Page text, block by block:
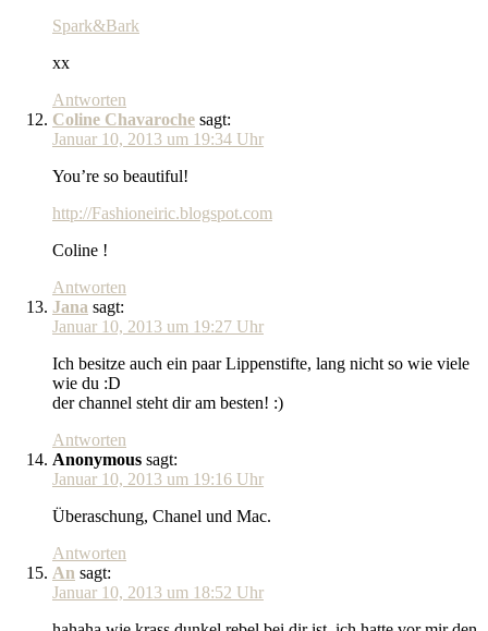
Spark&Bark
xx
Antworten
Coline Chavaroche sagt:
Januar 10, 2013 um 19:34 Uhr
You’re so beautiful!
http://Fashioneiric.blogspot.com
Coline !
Antworten
Jana sagt:
Januar 10, 2013 um 19:27 Uhr
Ich besitze auch ein paar Lippenstifte, lang nicht so wie viele
wie du :D
der channel steht dir am besten! :)
Antworten
Anonymous sagt:
Januar 10, 2013 um 19:16 Uhr
Überaschung, Chanel und Mac.
Antworten
An sagt:
Januar 10, 2013 um 18:52 Uhr